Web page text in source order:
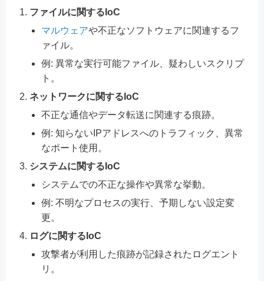
ファイルに関するIoC
マルウェアや不正なソフトウェアに関連するフ
ァイル。
例: 異常な実行可能ファイル、疑わしいスクリプ
ト。
ネットワークに関するIoC
不正な通信やデータ転送に関連する痕跡。
例: 知らないIPアドレスへのトラフィック、異常
なポート使用。
システムに関するIoC
システムでの不正な操作や異常な挙動。
例: 不明なプロセスの実行、予期しない設定変
更。
ログに関するIoC
攻撃者が利用した痕跡が記録されたログエント
リ。